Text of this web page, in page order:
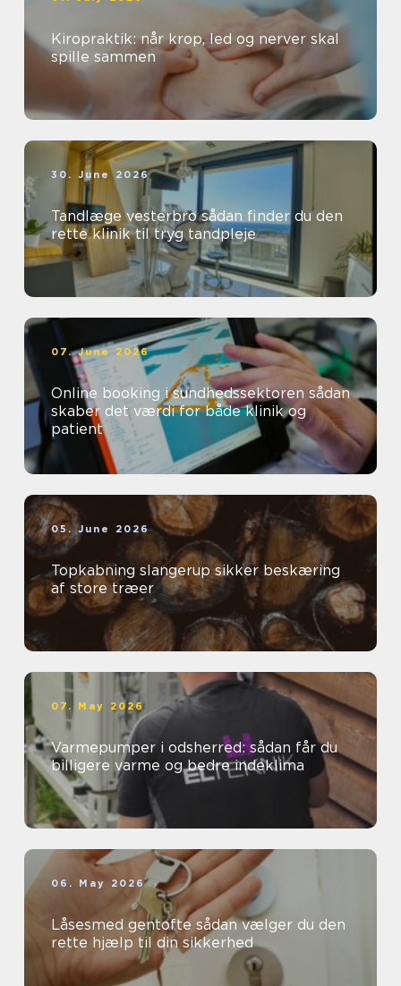
Kiropraktik: når krop, led og nerver skal
spille sammen
30. June 2026
Tandlæge vesterbro sådan finder du den
rette klinik til tryg tandpleje
07. June 2026
Online booking i sundhedssektoren sådan
skaber det værdi for både klinik og
patient
05. June 2026
Topkabning slangerup sikker beskæring
af store træer
07. May 2026
Varmepumper i odsherred: sådan får du
billigere varme og bedre indeklima
06. May 2026
Låsesmed gentofte sådan vælger du den
rette hjælp til din sikkerhed